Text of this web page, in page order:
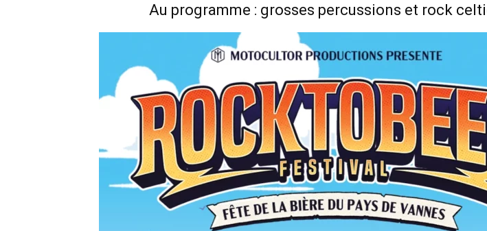
Au programme : grosses percussions et rock